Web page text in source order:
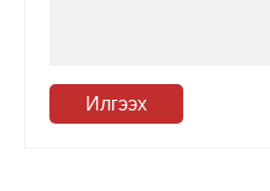
Илгээх